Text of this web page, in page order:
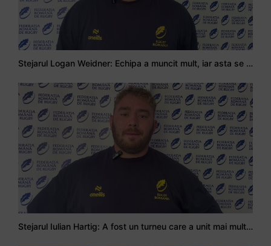
Stejarul Logan Weidner: Echipa a muncit mult, iar asta se va vedea în meciurile de la Nations Cup
Stejarul Iulian Hartig: A fost un turneu care a unit mai mult echipa